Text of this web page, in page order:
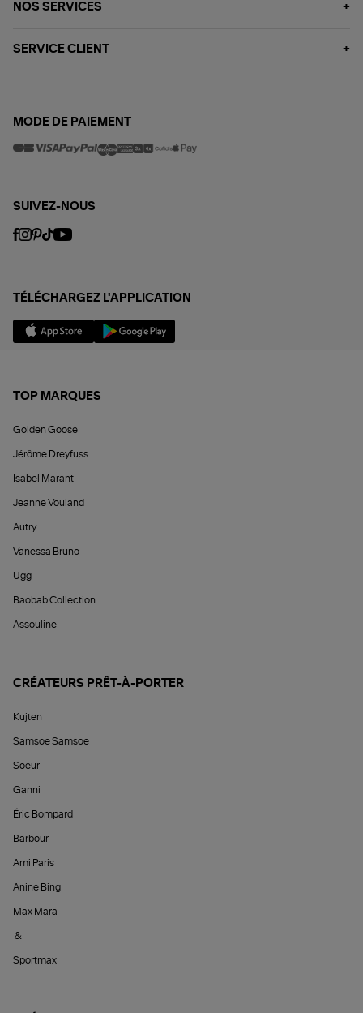
NOS SERVICES
SERVICE CLIENT
MODE DE PAIEMENT
SUIVEZ-NOUS
TÉLÉCHARGEZ L'APPLICATION
TOP MARQUES
Golden Goose
Jérôme Dreyfuss
Isabel Marant
Jeanne Vouland
Autry
Vanessa Bruno
Ugg
Baobab Collection
Assouline
CRÉATEURS PRÊT-À-PORTER
Kujten
Samsoe Samsoe
Soeur
Ganni
Éric Bompard
Barbour
Ami Paris
Anine Bing
Max Mara
&
Sportmax